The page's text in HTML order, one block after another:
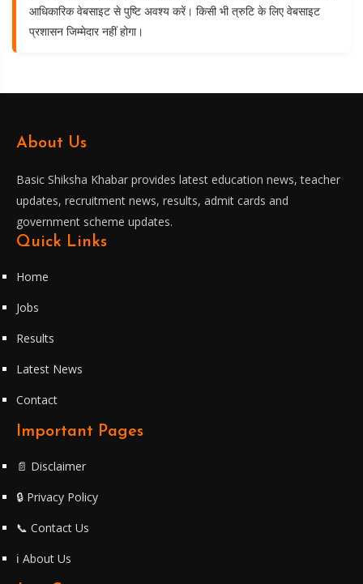
आधिकारिक वेबसाइट से पुष्टि अवश्य करें। किसी भी त्रुटि के लिए वेबसाइट
प्रशासन जिम्मेदार नहीं होगा।
About Us
Basic Shiksha Khabar provides latest education news, teacher
updates, recruitment news, results, admit cards and
government scheme updates.
Quick Links
Home
Jobs
Results
Latest News
Contact
Important Pages
📄 Disclaimer
🔒 Privacy Policy
📞 Contact Us
ℹ️ About Us